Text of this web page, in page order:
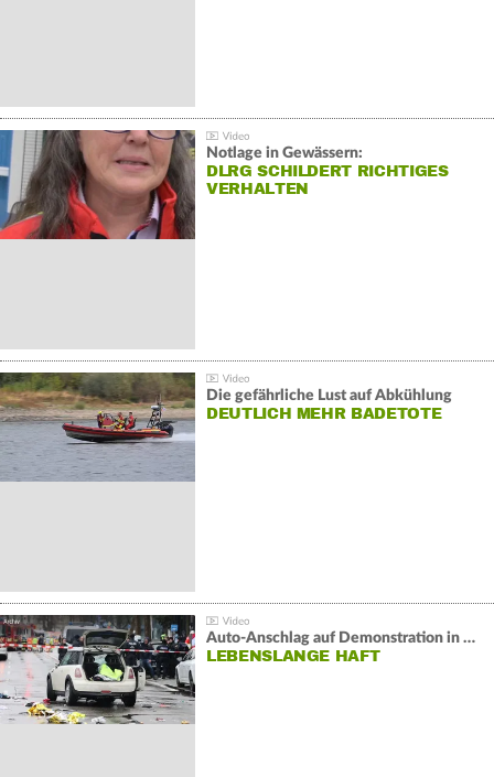
Notlage in Gewässern:
DLRG SCHILDERT RICHTIGES
VERHALTEN
Die gefährliche Lust auf Abkühlung
DEUTLICH MEHR BADETOTE
Auto-Anschlag auf Demonstration in München:
LEBENSLANGE HAFT